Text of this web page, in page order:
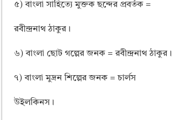
৫) বাংলা সাহিত্যে মুক্তক ছন্দের প্রবর্তক =
রবীন্দ্রনাথ ঠাকুর।
৬) বাংলা ছোট গল্পের জনক = রবীন্দ্রনাথ ঠাকুর।
৭) বাংলা মুদ্রন শিল্পের জনক = চার্লস
উইলকিনস।